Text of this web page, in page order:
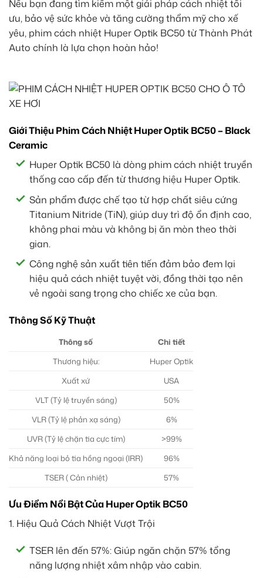
Nếu bạn đang tìm kiếm một giải pháp cách nhiệt tối
ưu, bảo vệ sức khỏe và tăng cường thẩm mỹ cho xế
yêu, phim cách nhiệt Huper Optik BC50 từ Thành Phát
Auto chính là lựa chọn hoàn hảo!
Giới Thiệu Phim Cách Nhiệt Huper Optik BC50 – Black
Ceramic
Huper Optik BC50 là dòng phim cách nhiệt truyền
thống cao cấp đến từ thương hiệu Huper Optik.
Sản phẩm được chế tạo từ hợp chất siêu cứng
Titanium Nitride (TiN), giúp duy trì độ ổn định cao,
không phai màu và không bị ăn mòn theo thời
gian.
Công nghệ sản xuất tiên tiến đảm bảo đem lại
hiệu quả cách nhiệt tuyệt vời, đồng thời tạo nên
vẻ ngoài sang trọng cho chiếc xe của bạn.
Thông Số Kỹ Thuật
Thông số
Chi tiết
Thương hiệu:
Huper Optik
Xuất xứ
USA
VLT (Tỷ lệ truyền sáng)
50%
VLR (Tỷ lệ phản xạ sáng)
6%
UVR (Tỷ lệ chặn tia cực tím)
>99%
Khả năng loại bỏ tia hồng ngoại (IRR)
96%
TSER ( Cản nhiệt)
57%
Ưu Điểm Nổi Bật Của Huper Optik BC50
1. Hiệu Quả Cách Nhiệt Vượt Trội
TSER lên đến 57%: Giúp ngăn chặn 57% tổng
năng lượng nhiệt xâm nhập vào cabin.